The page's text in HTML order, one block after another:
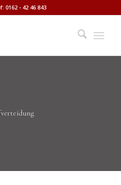
0162 - 42 46 843